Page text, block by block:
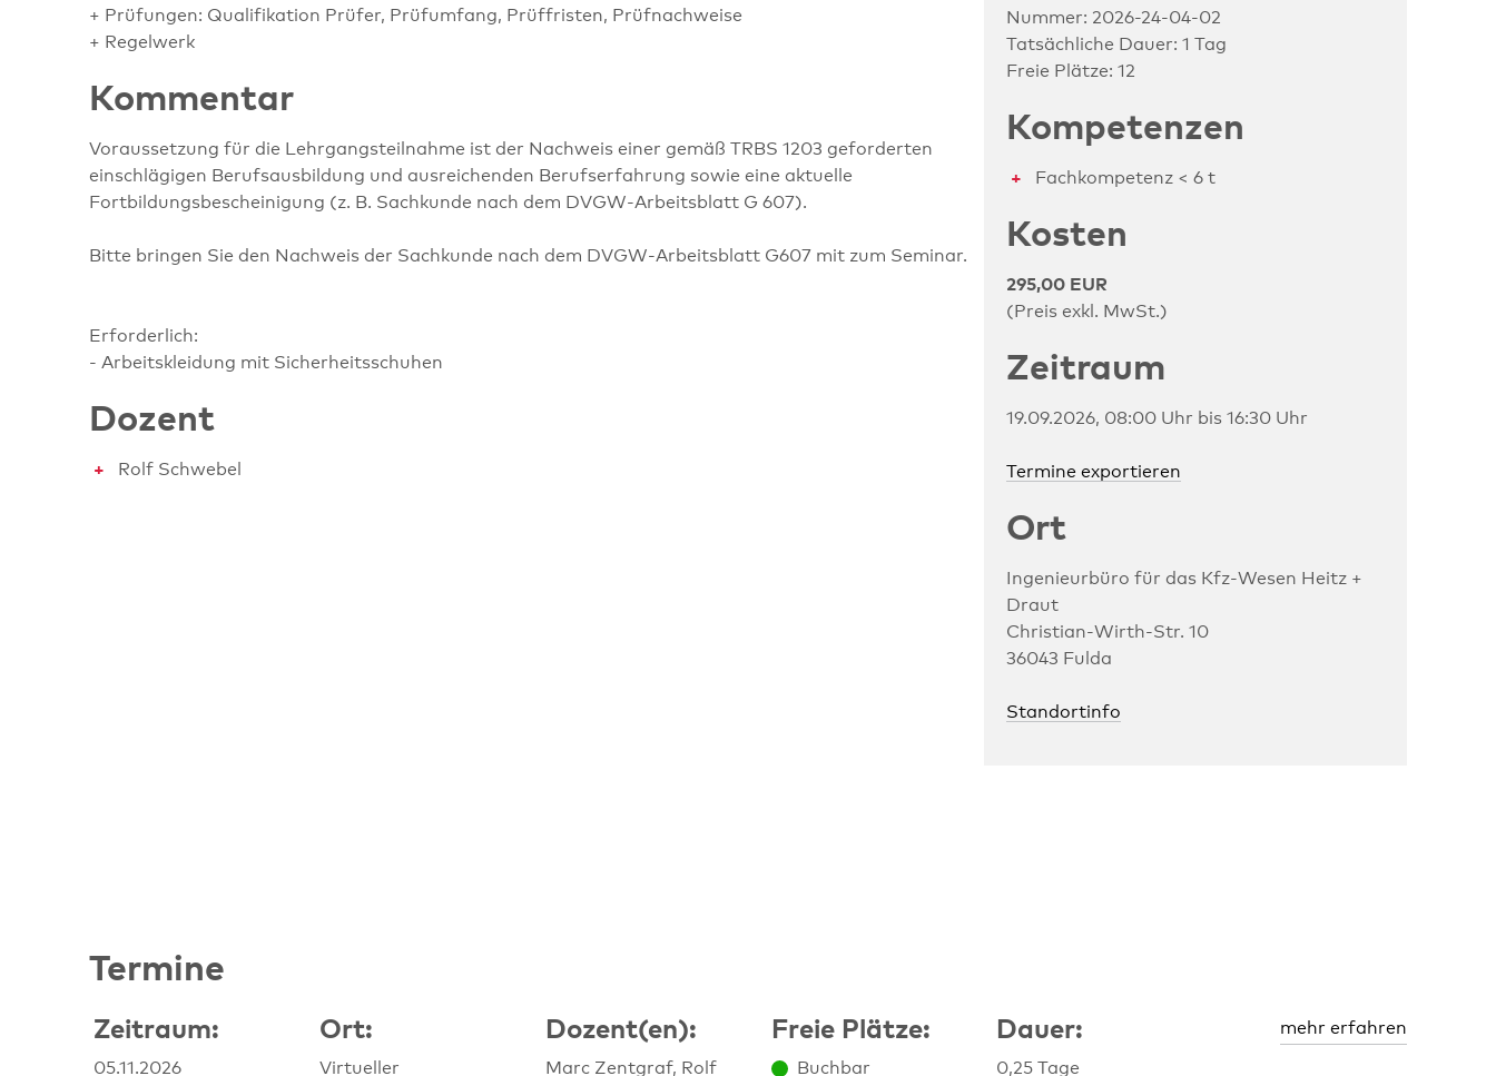
+ Prüfungen: Qualifikation Prüfer, Prüfumfang, Prüffristen, Prüfnachweise
+ Regelwerk
Kommentar
Voraussetzung für die Lehrgangsteilnahme ist der Nachweis einer gemäß TRBS 1203 geforderten
einschlägigen Berufsausbildung und ausreichenden Berufserfahrung sowie eine aktuelle
Fortbildungsbescheinigung (z. B. Sachkunde nach dem DVGW-Arbeitsblatt G 607).
Bitte bringen Sie den Nachweis der Sachkunde nach dem DVGW-Arbeitsblatt G607 mit zum Seminar.
Erforderlich:
- Arbeitskleidung mit Sicherheitsschuhen
Dozent
Rolf Schwebel
Nummer: 2026-24-04-02
Tatsächliche Dauer: 1 Tag
Freie Plätze: 12
Kompetenzen
Fachkompetenz < 6 t
Kosten
295,00 EUR
(Preis exkl. MwSt.)
Zeitraum
19.09.2026, 08:00 Uhr bis 16:30 Uhr
Termine exportieren
Ort
Ingenieurbüro für das Kfz-Wesen Heitz +
Draut
Christian-Wirth-Str. 10
36043 Fulda
Standortinfo
Termine
Liste alternativer Termine zu dieser Veranstaltung
Zeitraum:
05.11.2026
Ort:
Virtueller
Dozent(en):
Marc Zentgraf, Rolf
Freie Plätze:
Buchbar
Dauer:
0,25 Tage
mehr erfahren